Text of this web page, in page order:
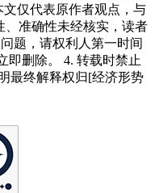
仅代表原作者观点，与
、准确性未经核实，读者
题，请权利人第一时间
即删除。 4. 转载时禁止
最终解释权归[经济形势